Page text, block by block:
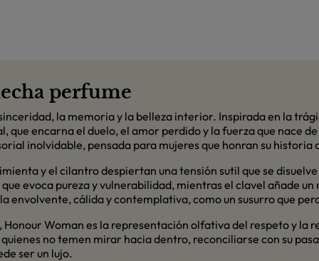
perfume
la memoria y la belleza interior. Inspirada en la
encarna el duelo, el amor perdido y la fuerza que nace
inolvidable, pensada para mujeres que honran su historia
y el cilantro despiertan una tensión sutil que se
evoca pureza y vulnerabilidad, mientras el clavel añade
envolvente, cálida y contemplativa, como un susurro que
Woman es la representación olfativa del respeto y la
no temen mirar hacia dentro, reconciliarse con su
ser un lujo.